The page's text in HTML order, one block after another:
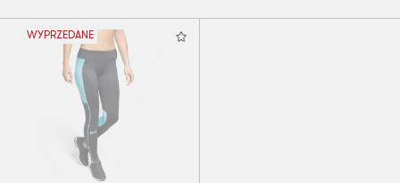
WYPRZEDANE